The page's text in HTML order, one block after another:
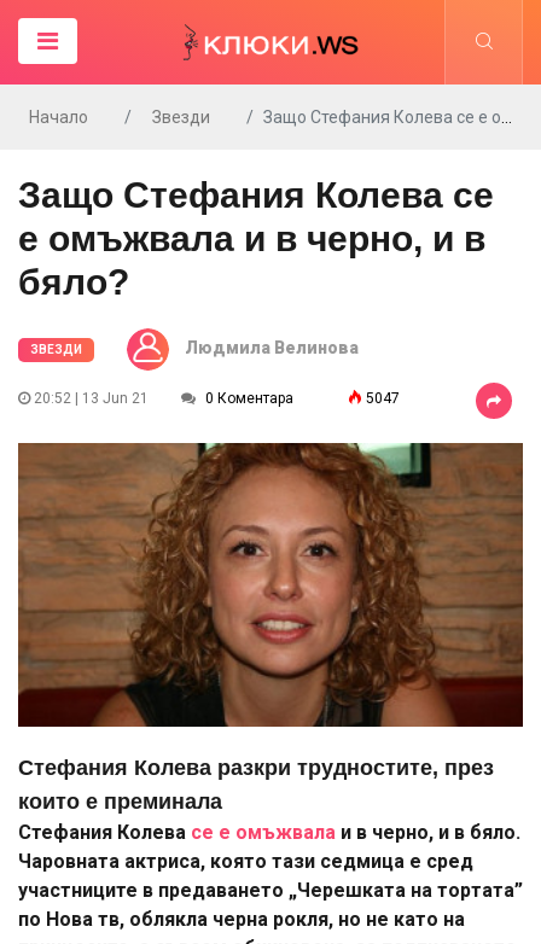
Начало Звезди Защо Стефания Колева се е омъжвала и в черно, и в бяло?
Защо Стефания Колева се
е омъжвала и в черно, и в
бяло?
ЗВЕЗДИ Людмила Велинова
20:52 | 13 Jun 21 0 Коментара 5047
Стефания Колева разкри трудностите, през
които е преминала
Стефания Колева се е омъжвала и в черно, и в бяло.
Чаровната актриса, която тази седмица е сред
участниците в предаването „Черешката на тортата”
по Нова тв, облякла черна рокля, но не като на